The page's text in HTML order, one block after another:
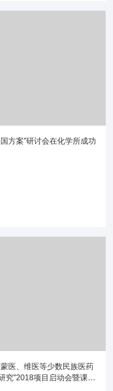
方案”研讨会在化学所成功
医、维医等少数民族医药
究”2018项目启动会暨课题